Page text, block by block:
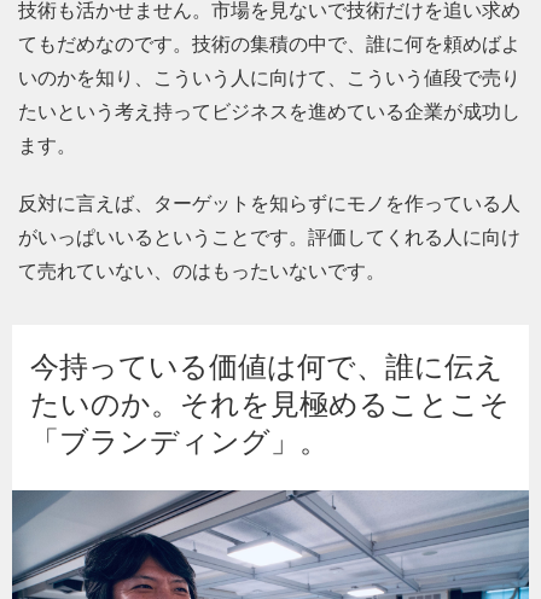
技術も活かせません。市場を見ないで技術だけを追い求め
てもだめなのです。技術の集積の中で、誰に何を頼めばよ
いのかを知り、こういう人に向けて、こういう値段で売り
たいという考え持ってビジネスを進めている企業が成功し
ます。
反対に言えば、ターゲットを知らずにモノを作っている人
がいっぱいいるということです。評価してくれる人に向け
て売れていない、のはもったいないです。
今持っている価値は何で、誰に伝え
たいのか。それを見極めることこそ
「ブランディング」。